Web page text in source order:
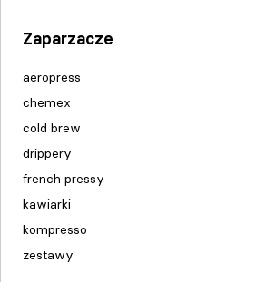
Zaparzacze
aeropress
chemex
cold brew
drippery
french pressy
kawiarki
kompresso
zestawy